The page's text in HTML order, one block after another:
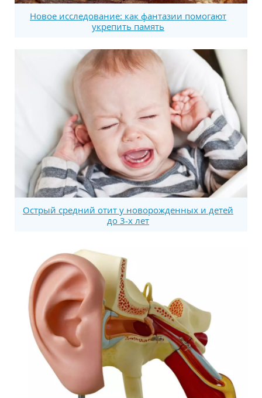
Новое исследование: как фантазии помогают
укрепить память
Острый средний отит у новорожденных и детей
до 3-х лет